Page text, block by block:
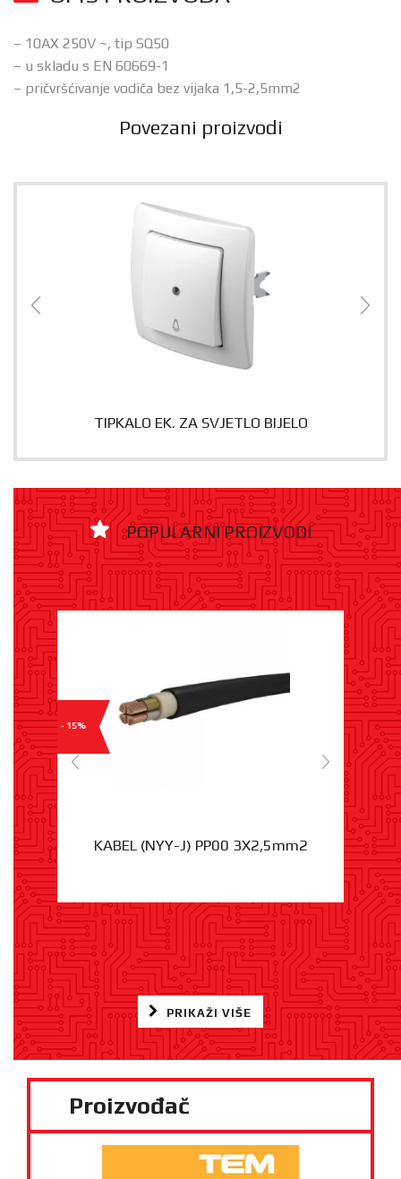
Proizvođač
– 10AX 250V ~, tip SQ50
– u skladu s EN 60669-1
– pričvršćivanje vodiča bez vijaka 1,5-2,5mm2
Povezani proizvodi
TIPKALO EK. ZA SVJETLO BIJELO
POPULARNI PROIZVODI
- 15%
KABEL (NYY-J) PP00 3X2,5mm2
PRIKAŽI VIŠE